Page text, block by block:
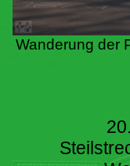
Wanderung der